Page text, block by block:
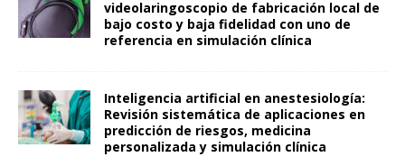
videolaringoscopio de fabricación local de
bajo costo y baja fidelidad con uno de
referencia en simulación clínica
Inteligencia artificial en anestesiología:
Revisión sistemática de aplicaciones en
predicción de riesgos, medicina
personalizada y simulación clínica